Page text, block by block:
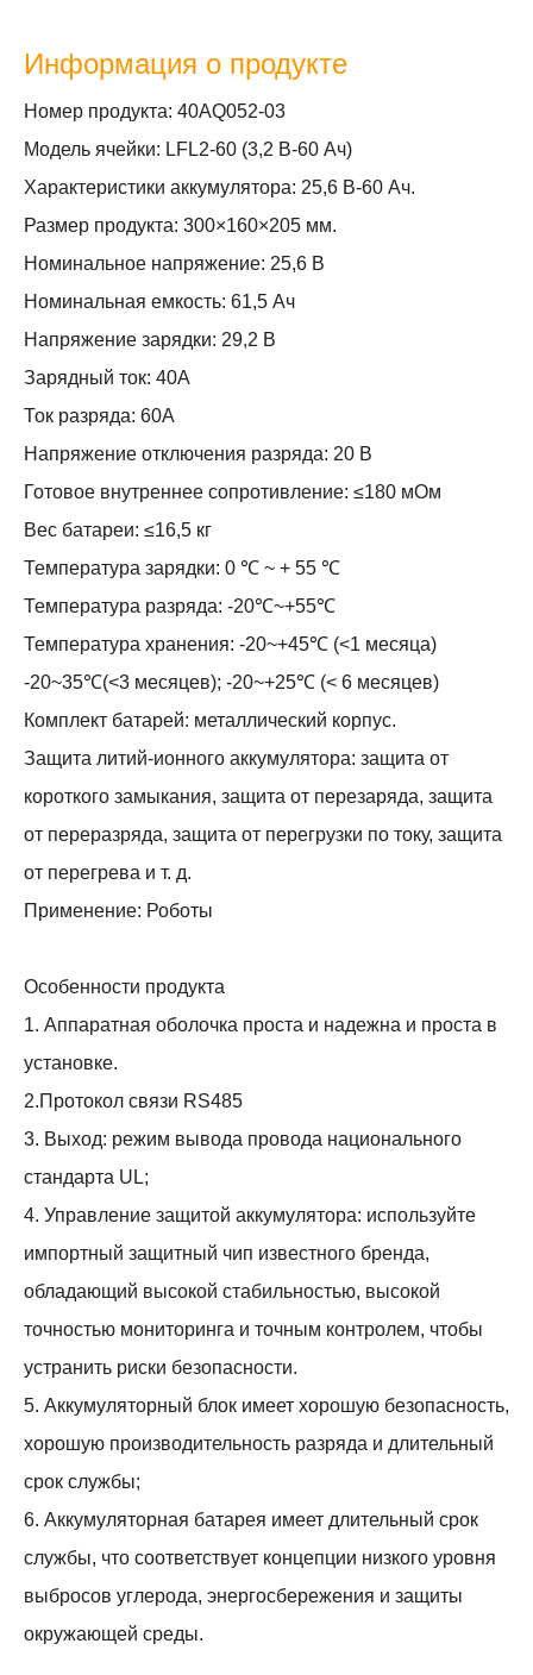
Информация о продукте
Номер продукта: 40AQ052-03
Модель ячейки: LFL2-60 (3,2 В-60 Ач)
Характеристики аккумулятора: 25,6 В-60 Ач.
Размер продукта: 300×160×205 мм.
Номинальное напряжение: 25,6 В
Номинальная емкость: 61,5 Ач
Напряжение зарядки: 29,2 В
Зарядный ток: 40А
Ток разряда: 60А
Напряжение отключения разряда: 20 В
Готовое внутреннее сопротивление: ≤180 мОм
Вес батареи: ≤16,5 кг
Температура зарядки: 0 ℃ ~ + 55 ℃
Температура разряда: -20℃~+55℃
Температура хранения: -20~+45℃ (<1 месяца)
-20~35℃(<3 месяцев); -20~+25℃ (< 6 месяцев)
Комплект батарей: металлический корпус.
Защита литий-ионного аккумулятора: защита от
короткого замыкания, защита от перезаряда, защита
от переразряда, защита от перегрузки по току, защита
от перегрева и т. д.
Применение: Роботы
Особенности продукта
1. Аппаратная оболочка проста и надежна и проста в
установке.
2.Протокол связи RS485
3. Выход: режим вывода провода национального
стандарта UL;
4. Управление защитой аккумулятора: используйте
импортный защитный чип известного бренда,
обладающий высокой стабильностью, высокой
точностью мониторинга и точным контролем, чтобы
устранить риски безопасности.
5. Аккумуляторный блок имеет хорошую безопасность,
хорошую производительность разряда и длительный
срок службы;
6. Аккумуляторная батарея имеет длительный срок
службы, что соответствует концепции низкого уровня
выбросов углерода, энергосбережения и защиты
окружающей среды.